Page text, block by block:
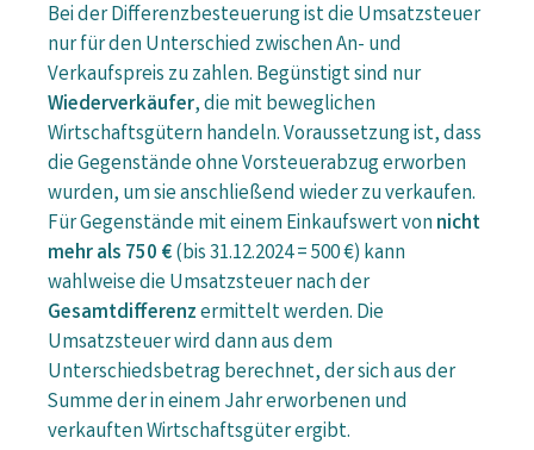
Bei der Differenzbesteuerung ist die Umsatzsteuer
nur für den Unterschied zwischen An- und
Verkaufspreis zu zahlen. Begünstigt sind nur
Wiederverkäufer, die mit beweglichen
Wirtschaftsgütern handeln. Voraussetzung ist, dass
die Gegenstände ohne Vorsteuerabzug erworben
wurden, um sie anschließend wieder zu verkaufen.
Für Gegenstände mit einem Einkaufswert von nicht
mehr als 750 €(bis 31.12.2024 = 500 €) kann
wahlweise die Umsatzsteuer nach der
Gesamtdifferenzermittelt werden. Die
Umsatzsteuer wird dann aus dem
Unterschiedsbetrag berechnet, der sich aus der
Summe der in einem Jahr erworbenen und
verkauften Wirtschaftsgüter ergibt.